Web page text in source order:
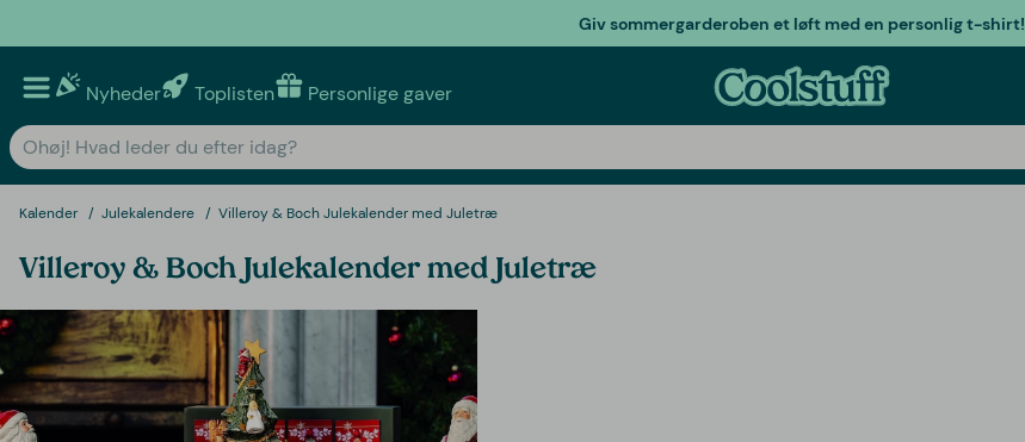
Giv sommergarderoben et løft med en personlig t-shirt!
Nyheder Toplisten Personlige gaver
Kalender Julekalendere Villeroy & Boch Julekalender med Juletræ
Villeroy & Boch Julekalender med Juletræ